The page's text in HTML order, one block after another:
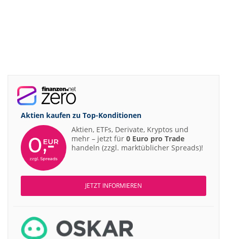
Aktien kaufen zu Top-Konditionen
Aktien, ETFs, Derivate, Kryptos und
mehr – jetzt für 0 Euro pro Trade
handeln (zzgl. marktüblicher Spreads)!
JETZT INFORMIEREN